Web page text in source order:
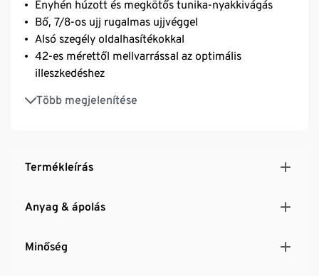
Enyhén húzott és megkötős tunika-nyakkivágás
Bő, 7/8-os ujj rugalmas ujjvéggel
Alsó szegély oldalhasítékokkal
42-es mérettől mellvarrással az optimális
illeszkedéshez
Több megjelenítése
Nyárias nyomott minta
Termékleírás
Anyag & ápolás
Minőség